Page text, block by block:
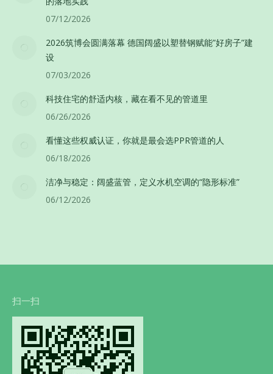
07/12/2026
2026筑博会圆满落幕 德国阔盛以塑替钢赋能”好房子”建
设
07/03/2026
科技住宅的舒适内核，藏在看不见的管道里
06/26/2026
看懂这些权威认证，你就是最会选PPR管道的人
06/18/2026
洁净与稳定：阔盛蓝管，定义水机空调的“隐形标准”
06/12/2026
扫一扫